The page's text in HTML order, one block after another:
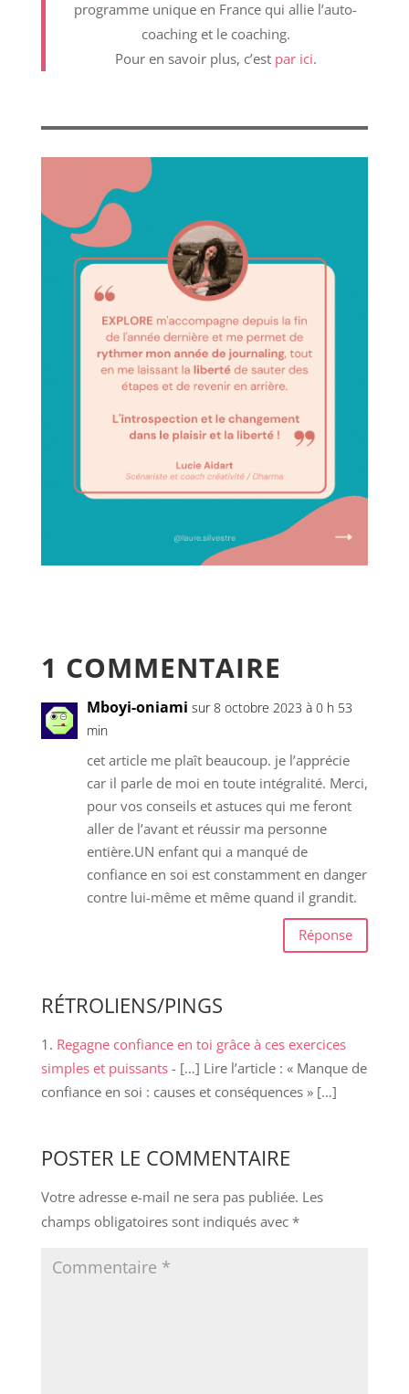
programme unique en France qui allie l’auto-
coaching et le coaching.
Pour en savoir plus, c’est par ici.
1 COMMENTAIRE
Mboyi-oniami sur 8 octobre 2023 à 0 h 53
min
cet article me plaît beaucoup. je l’apprécie
car il parle de moi en toute intégralité. Merci,
pour vos conseils et astuces qui me feront
aller de l’avant et réussir ma personne
entière.UN enfant qui a manqué de
confiance en soi est constamment en danger
contre lui-même et même quand il grandit.
Réponse
RÉTROLIENS/PINGS
Regagne confiance en toi grâce à ces exercices
simples et puissants- […] Lire l’article : « Manque de
confiance en soi : causes et conséquences » […]
POSTER LE COMMENTAIRE
Votre adresse e-mail ne sera pas publiée. Les
champs obligatoires sont indiqués avec *